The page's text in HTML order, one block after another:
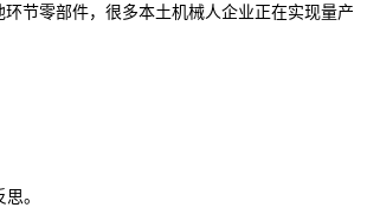
节零部件，很多本土机械人企业正在实现量产
。